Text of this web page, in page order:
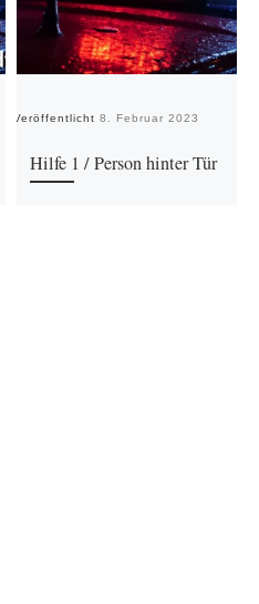
Veröffentlicht 8. Februar 2023
Hilfe 1 / Person hinter Tür